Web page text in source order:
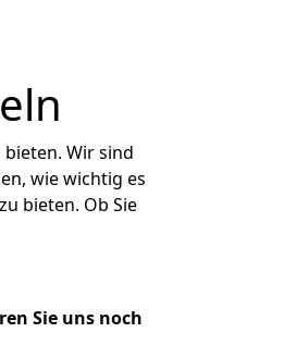
bieten. Wir sind
wie wichtig es
bieten. Ob Sie
Sie uns noch